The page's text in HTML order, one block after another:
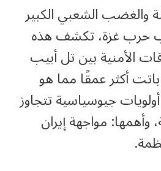
والغضب الشعبي الكبير
حرب غزة، تكشف هذه
الأمنية بين تل أبيب
أكثر عمقًا مما هو
جيوسياسية تتجاوز
وأهمها: مواجهة إيران